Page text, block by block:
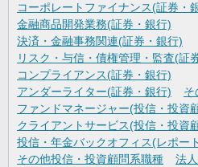
コーポレートファイナンス(証券・
金融商品開発業務(証券・銀行)
決済・金融事務関連(証券・銀行)
リスク・与信・債権管理・監査(証
コンプライアンス(証券・銀行)
アンダーライター(証券・銀行)
そ
ファンドマネージャー(投信・投資
クライアントサービス(投信・投資
投信・年金バックオフィス(レポー
その他投信・投資顧問系職種
法